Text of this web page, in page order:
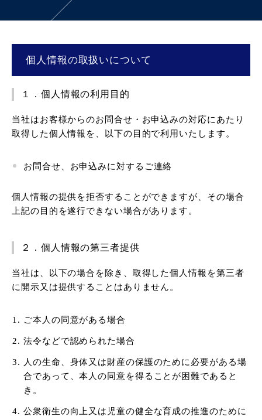
個人情報の取扱いについて
１．個人情報の利用目的
当社はお客様からのお問合せ・お申込みの対応にあたり
取得した個人情報を、以下の目的で利用いたします。
お問合せ、お申込みに対するご連絡
個人情報の提供を拒否することができますが、その場合
上記の目的を遂行できない場合があります。
２．個人情報の第三者提供
当社は、以下の場合を除き、取得した個人情報を第三者
に開示又は提供することはありません。
ご本人の同意がある場合
法令などで認められた場合
人の生命、身体又は財産の保護のために必要がある場
合であって、本人の同意を得ることが困難であると
き。
公衆衛生の向上又は児童の健全な育成の推進のために